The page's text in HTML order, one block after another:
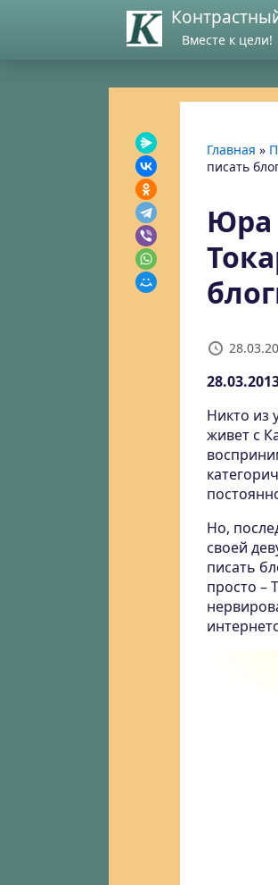
Вместе к цели!
Главная »
писать
Юра
Никто из
живет с
Но,
своей
писать
просто –